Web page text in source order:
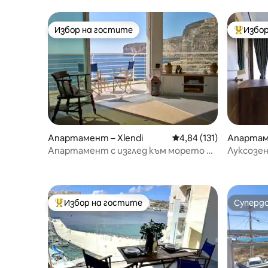
Избор на гостите
Избор на гостите
Апартамент – Xlendi Средна оценка: 4,84
4,84 (131)
Апартамент с изглед към морето и
Най-
Най-популярен избор на гостите
Избор на гостите